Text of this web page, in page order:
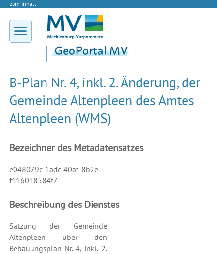
zum Inhalt
B-Plan Nr. 4, inkl. 2. Änderung, der
Gemeinde Altenpleen des Amtes
Altenpleen (WMS)
Bezeichner des Metadatensatzes
e048079c-1adc-40af-8b2e-
f116018584f7
Beschreibung des Dienstes
Satzung der Gemeinde
Altenpleen über den
Bebauungsplan Nr. 4, inkl. 2.